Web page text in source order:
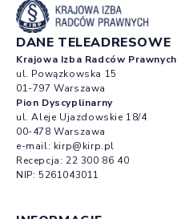
DANE TELEADRESOWE
Krajowa Izba Radców Prawnych
ul. Powązkowska 15
01-797 Warszawa
Pion Dyscyplinarny
ul. Aleje Ujazdowskie 18/4
00-478 Warszawa
e-mail: kirp@kirp.pl
Recepcja: 22 300 86 40
NIP: 5261043011